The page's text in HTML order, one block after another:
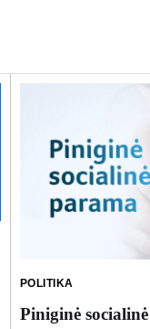
POLITIKA
Piniginė